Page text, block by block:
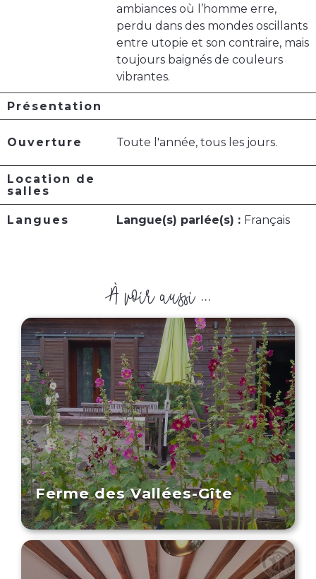
ambiances où l’homme erre,
perdu dans des mondes oscillants
entre utopie et son contraire, mais
toujours baignés de couleurs
vibrantes.
Présentation
Ouverture Toute l'année, tous les jours.
Location de
salles
Langues Langue(s) parlée(s) : Français
À voir aussi ...
Ferme des Vallées-Gîte